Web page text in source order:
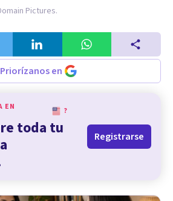
Pictures.
Priorízanos en
EN
?
toda tu
Registrarse